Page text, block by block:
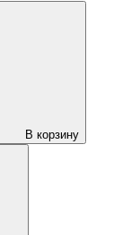
В корзину